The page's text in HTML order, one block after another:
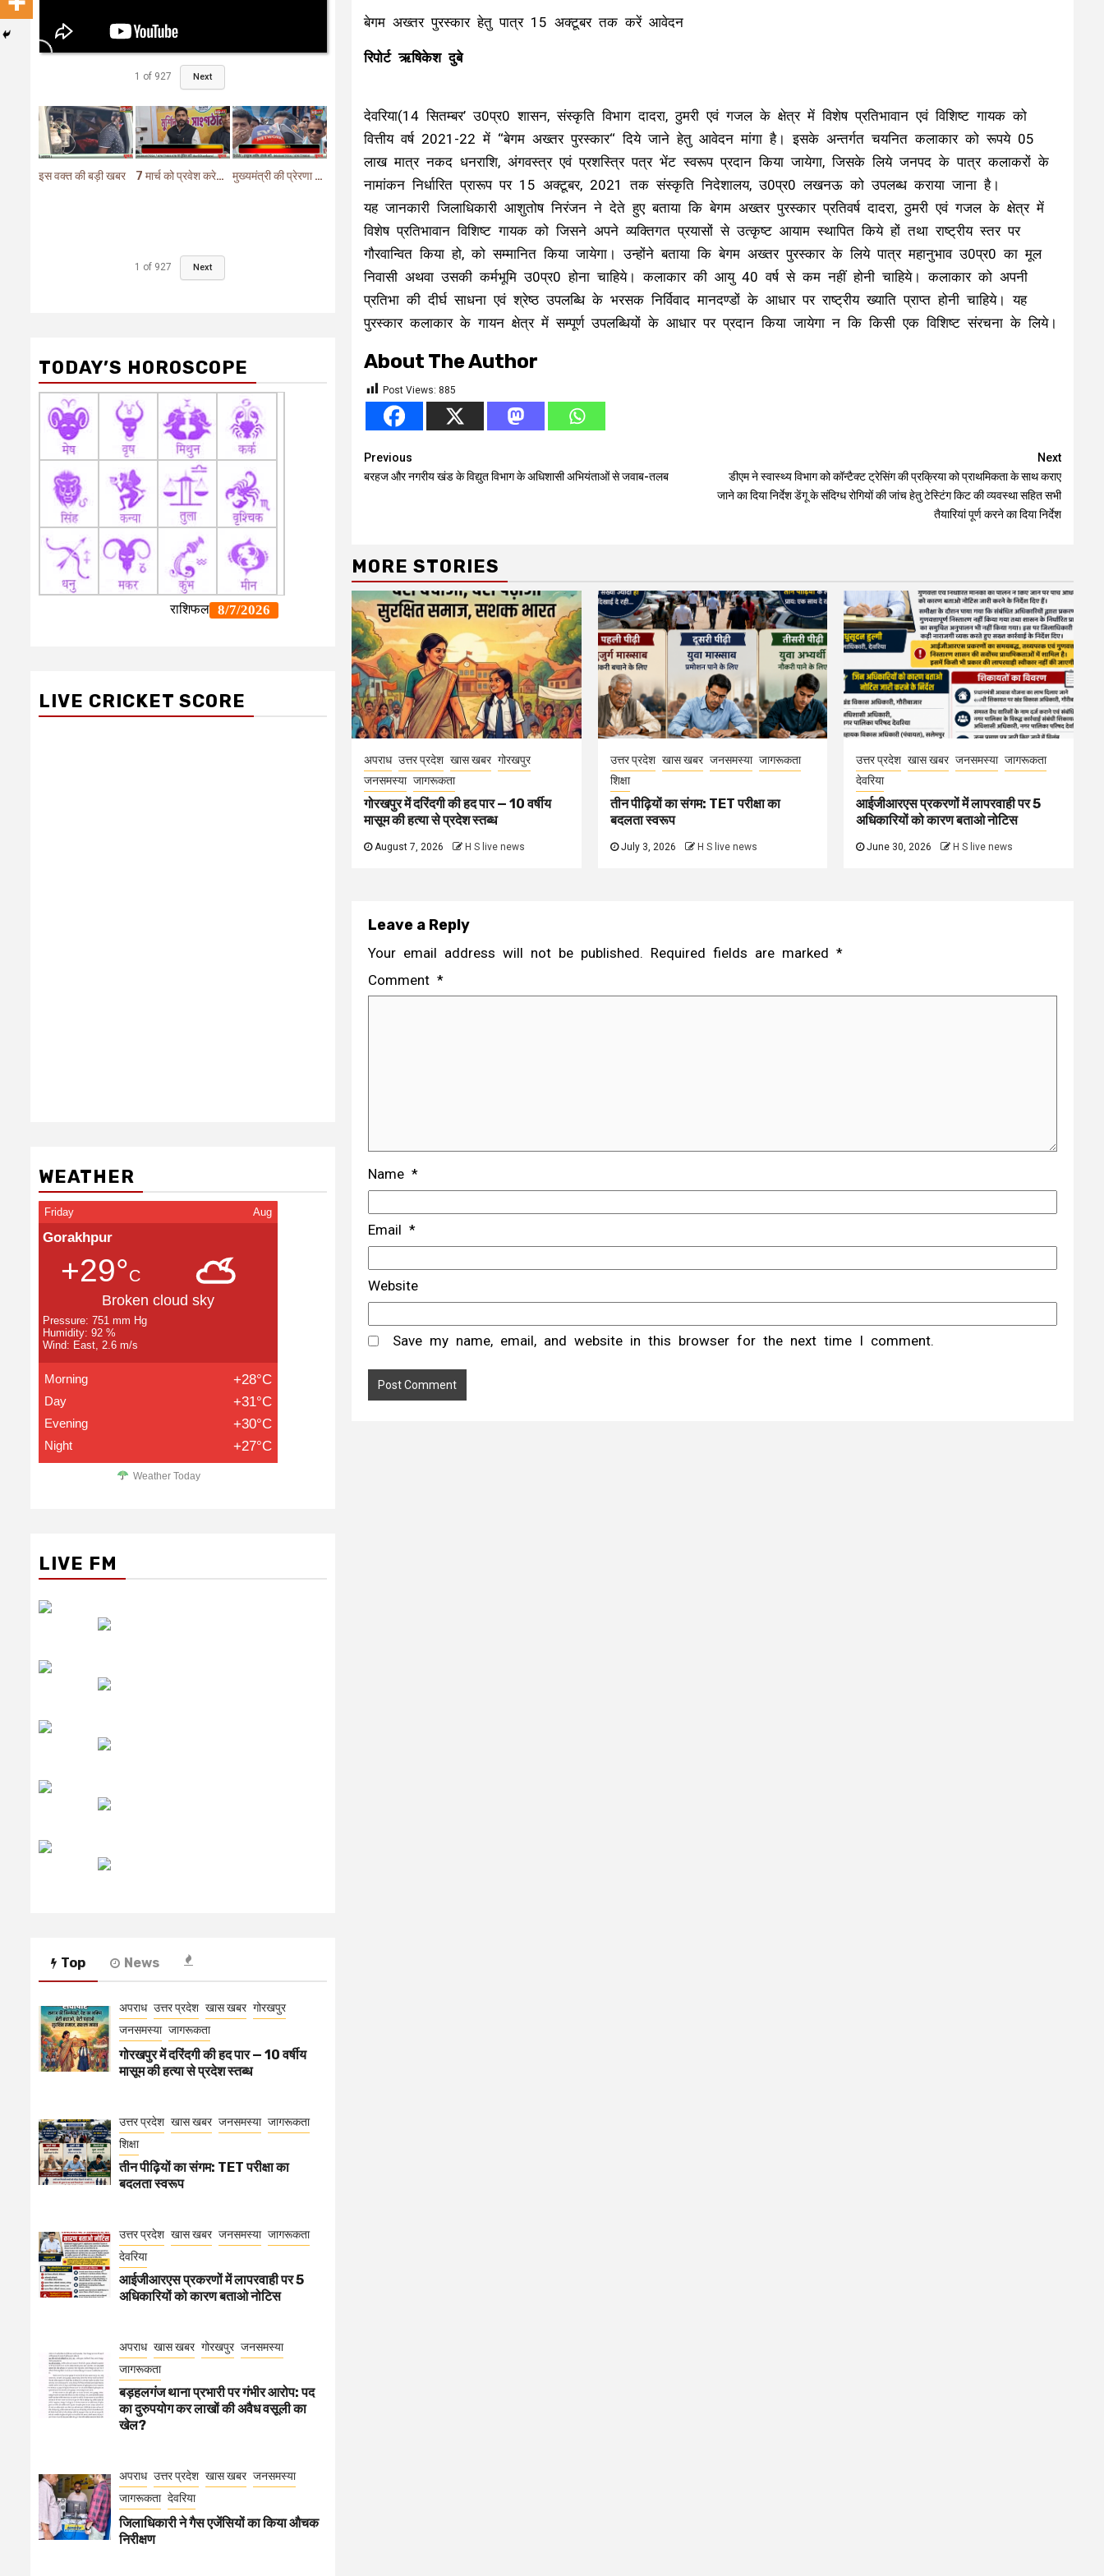
बेगम अख्तर पुरस्कार हेतु पात्र 15 अक्टूबर तक करें आवेदन
रिपोर्ट ऋषिकेश दुबे
देवरिया(14 सितम्बर’ उ0प्र0 शासन, संस्कृति विभाग दादरा, ठुमरी एवं गजल के क्षेत्र में विशेष प्रतिभावान एवं विशिष्ट गायक को
वित्तीय वर्ष 2021-22 में ‘‘बेगम अख्तर पुरस्कार‘‘ दिये जाने हेतु आवेदन मांगा है। इसके अन्तर्गत चयनित कलाकार को रूपये 05
लाख मात्र नकद धनराशि, अंगवस्त्र एवं प्रशस्त्रि पत्र भेंट स्वरूप प्रदान किया जायेगा, जिसके लिये जनपद के पात्र कलाकरों के
नामांकन निर्धारित प्रारूप पर 15 अक्टूबर, 2021 तक संस्कृति निदेशालय, उ0प्र0 लखनऊ को उपलब्ध कराया जाना है।
यह जानकारी जिलाधिकारी आशुतोष निरंजन ने देते हुए बताया कि बेगम अख्तर पुरस्कार प्रतिवर्ष दादरा, ठुमरी एवं गजल के क्षेत्र में
विशेष प्रतिभावान विशिष्ट गायक को जिसने अपने व्यक्तिगत प्रयासों से उत्कृष्ट आयाम स्थापित किये हों तथा राष्ट्रीय स्तर पर
गौरवान्वित किया हो, को सम्मानित किया जायेगा। उन्होंने बताया कि बेगम अख्तर पुरस्कार के लिये पात्र महानुभाव उ0प्र0 का मूल
निवासी अथवा उसकी कर्मभूमि उ0प्र0 होना चाहिये। कलाकार की आयु 40 वर्ष से कम नहीं होनी चाहिये। कलाकार को अपनी
प्रतिभा की दीर्घ साधना एवं श्रेष्ठ उपलब्धि के भरसक निर्विवाद मानदण्डों के आधार पर राष्ट्रीय ख्याति प्राप्त होनी चाहिये। यह
पुरस्कार कलाकार के गायन क्षेत्र में सम्पूर्ण उपलब्धियों के आधार पर प्रदान किया जायेगा न कि किसी एक विशिष्ट संरचना के लिये।
About The Author
Post Views: 885
Continue
Reading
Previous
बरहज और नगरीय खंड के विद्युत विभाग के अधिशासी अभियंताओं से जवाब-तलब
Next
डीएम ने स्वास्थ्य विभाग को कॉन्टैक्ट ट्रेसिंग की प्रक्रिया को प्राथमिकता के साथ कराए
जाने का दिया निर्देश डेंगू के संदिग्ध रोगियों की जांच हेतु टेस्टिंग किट की व्यवस्था सहित सभी
तैयारियां पूर्ण करने का दिया निर्देश
MORE STORIES
अपराध उत्तर प्रदेश खास खबर गोरखपुर
जनसमस्या जागरूकता
गोरखपुर में दरिंदगी की हद पार — 10 वर्षीय
मासूम की हत्या से प्रदेश स्तब्ध
August 7, 2026 H S live news
उत्तर प्रदेश खास खबर जनसमस्या जागरूकता
शिक्षा
तीन पीढ़ियों का संगम: TET परीक्षा का
बदलता स्वरूप
July 3, 2026 H S live news
उत्तर प्रदेश खास खबर जनसमस्या जागरूकता
देवरिया
आईजीआरएस प्रकरणों में लापरवाही पर 5
अधिकारियों को कारण बताओ नोटिस
June 30, 2026 H S live news
Leave a Reply
Your email address will not be published. Required fields are marked *
Comment *
Name *
Email *
Website
Save my name, email, and website in this browser for the next time I comment.
1 of 927 Next
इस वक्त की बड़ी खबर 7 मार्च को प्रवेश करेगा मुर्शिदाबाद में बीजेपी का परिवर्तन यात्रा रथ मुख्यमंत्री की प्रेरणा से दो महत्वपूर्ण योजनाओं का हुआ शिलान्यास
1 of 927 Next
TODAY’S HOROSCOPE
LIVE CRICKET SCORE
WEATHER
Friday Aug
Gorakhpur
+29°C
Broken cloud sky
Pressure: 751 mm Hg
Humidity: 92 %
Wind: East, 2.6 m/s
Morning +28°C
Day +31°C
Evening +30°C
Night +27°C
Weather Today
LIVE FM
Top News
अपराध उत्तर प्रदेश खास खबर गोरखपुर
जनसमस्या जागरूकता
गोरखपुर में दरिंदगी की हद पार — 10 वर्षीय
मासूम की हत्या से प्रदेश स्तब्ध
उत्तर प्रदेश खास खबर जनसमस्या जागरूकता
शिक्षा
तीन पीढ़ियों का संगम: TET परीक्षा का
बदलता स्वरूप
उत्तर प्रदेश खास खबर जनसमस्या जागरूकता
देवरिया
आईजीआरएस प्रकरणों में लापरवाही पर 5
अधिकारियों को कारण बताओ नोटिस
अपराध खास खबर गोरखपुर जनसमस्या
जागरूकता
बड़हलगंज थाना प्रभारी पर गंभीर आरोप: पद
का दुरुपयोग कर लाखों की अवैध वसूली का
खेल?
अपराध उत्तर प्रदेश खास खबर जनसमस्या
जागरूकता देवरिया
जिलाधिकारी ने गैस एजेंसियों का किया औचक
निरीक्षण